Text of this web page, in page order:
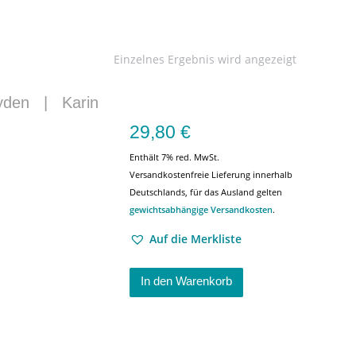
Einzelnes Ergebnis wird angezeigt
Karin
29,80 €
Enthält 7% red. MwSt.
Versandkostenfreie Lieferung innerhalb
Deutschlands, für das Ausland gelten
gewichtsabhängige Versandkosten.
Auf die Merkliste
In den Warenkorb